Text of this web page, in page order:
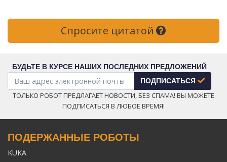
Спросите цитатой
БУДЬТЕ В КУРСЕ НАШИХ ПОСЛЕДНИХ ПРЕДЛОЖЕНИЙ
ПОДПИСАТЬСЯ
ТОЛЬКО РОБОТ ПРЕДЛАГАЕТ НОВОСТИ, БЕЗ СПАМА! ВЫ МОЖЕТЕ
ПОДПИСАТЬСЯ В ЛЮБОЕ ВРЕМЯ!
ПОДЕРЖАННЫЕ РОБОТЫ
KUKA